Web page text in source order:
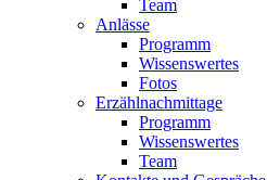
Team
Anlässe
Programm
Wissenswertes
Fotos
Erzählnachmittage
Programm
Wissenswertes
Team